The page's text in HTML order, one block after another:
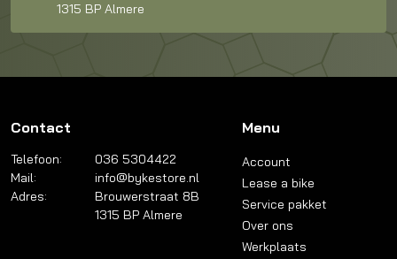
1315 BP Almere
Contact
Telefoon:
036 5304422
Mail:
info@bykestore.nl
Adres:
Brouwerstraat 8B
1315 BP Almere
Menu
Account
Lease a bike
Service pakket
Over ons
Werkplaats